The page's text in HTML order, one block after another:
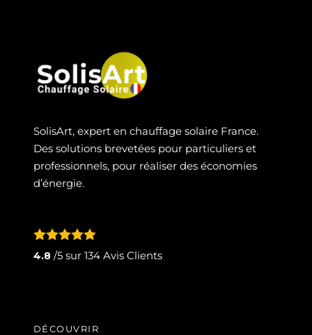
SolisArt, expert en chauffage solaire France.
Des solutions brevetées pour particuliers et
professionnels, pour réaliser des économies
d’énergie.
4.8/5 sur 134Avis Clients
DÉCOUVRIR